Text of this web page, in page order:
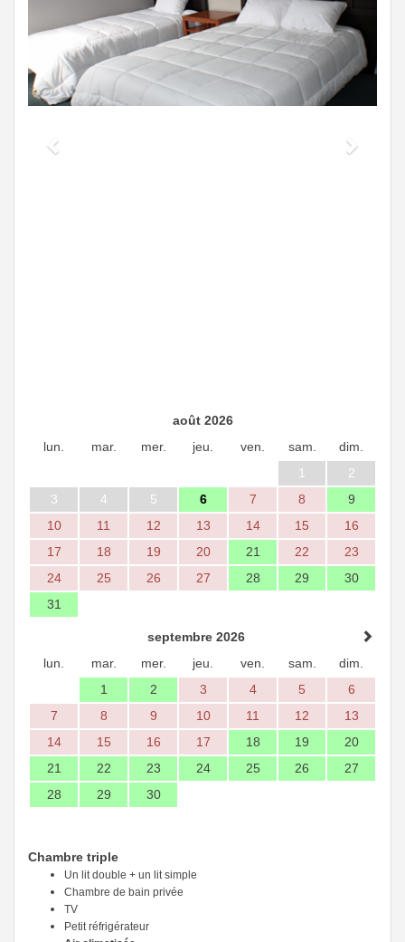
août 2026
lun.
mar. mer. jeu. ven. sam.
dim.
1
2
3
4 5 6 7 8
9
10
11 12 13 14 15
16
17
18 19 20 21 22
23
24
25 26 27 28 29
30
31
septembre 2026
lun.
mar. mer. jeu. ven. sam.
dim.
1
2 3 4 5
6
7
8 9 10 11 12
13
14
15 16 17 18 19
20
21
22 23 24 25 26
27
28
29 30
Chambre triple
Un lit double + un lit simple
Chambre de bain privée
TV
Petit réfrigérateur